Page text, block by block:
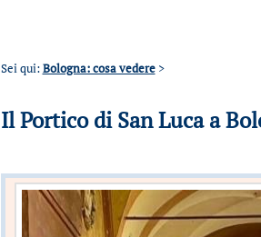
Sei qui:Bologna: cosa vedere>
Il Portico di San Luca a